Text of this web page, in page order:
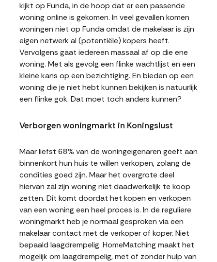
kijkt op Funda, in de hoop dat er een passende
woning online is gekomen. In veel gevallen komen
woningen niet op Funda omdat de makelaar is zijn
eigen netwerk al (potentiële) kopers heeft.
Vervolgens gaat iedereen massaal af op die ene
woning. Met als gevolg een flinke wachtlijst en een
kleine kans op een bezichtiging. En bieden op een
woning die je niet hebt kunnen bekijken is natuurlijk
een flinke gok. Dat moet toch anders kunnen?
Verborgen woningmarkt in Koningslust
Maar liefst 68% van de woningeigenaren geeft aan
binnenkort hun huis te willen verkopen, zolang de
condities goed zijn. Maar het overgrote deel
hiervan zal zijn woning niet daadwerkelijk te koop
zetten. Dit komt doordat het kopen en verkopen
van een woning een heel proces is. In de reguliere
woningmarkt heb je normaal gesproken via een
makelaar contact met de verkoper of koper. Niet
bepaald laagdrempelig. HomeMatching maakt het
mogelijk om laagdrempelig, met of zonder hulp van